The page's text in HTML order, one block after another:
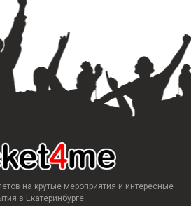
на крутые мероприятия и интересные
в Екатеринбурге.